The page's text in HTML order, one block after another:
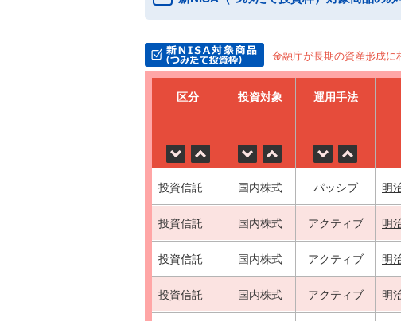
金融庁が長期の資産形成
区分 投資対象 運用手法
投資信託 国内株式 パッシブ 明
投資信託 国内株式 アクティブ 明
投資信託 国内株式 アクティブ 明
投資信託 国内株式 アクティブ 明